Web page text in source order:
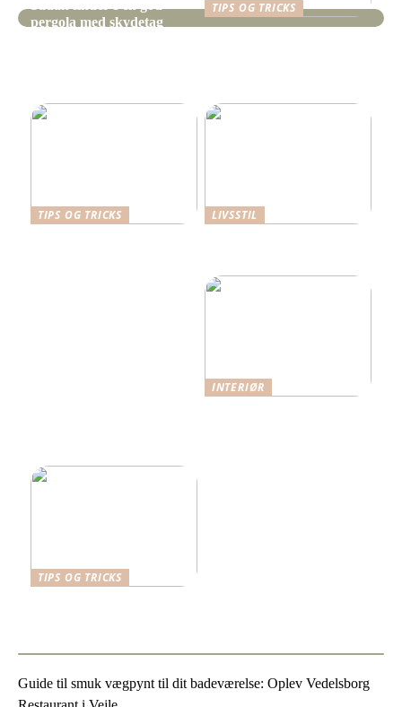
pergola med skydetag
TIPS OG TRICKS
TIPS OG TRICKS
LIVSSTIL
INTERIØR
TIPS OG TRICKS
Guide til smuk vægpynt til dit badeværelse: Oplev Vedelsborg